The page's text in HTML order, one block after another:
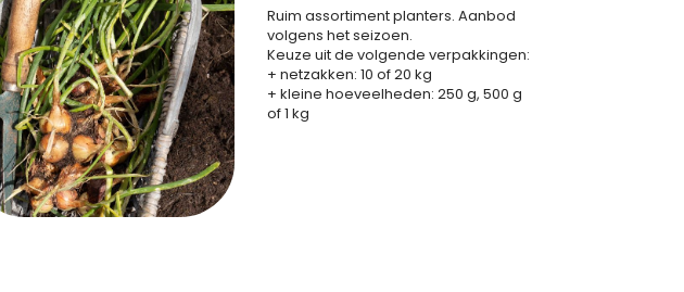
Ruim assortiment planters. Aanbod
volgens het seizoen.
Keuze uit de volgende verpakkingen:
+ netzakken: 10 of 20 kg
+ kleine hoeveelheden: 250 g, 500 g
of 1 kg